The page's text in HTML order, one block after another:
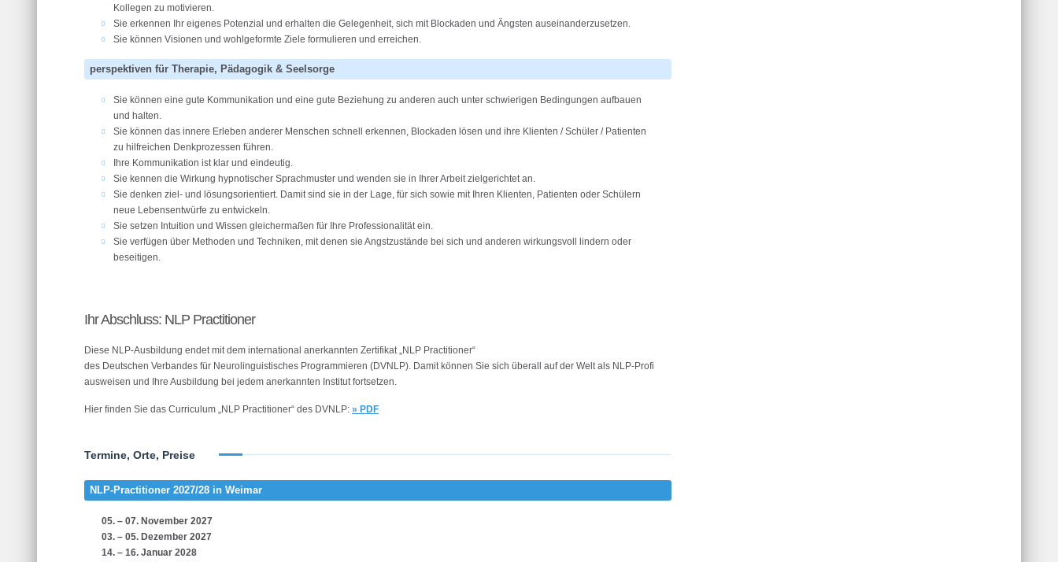
Kollegen zu motivieren.
Sie erkennen Ihr eigenes Potenzial und erhalten die Gelegenheit, sich mit Blockaden und Ängsten auseinanderzusetzen.
Sie können Visionen und wohlgeformte Ziele formulieren und erreichen.
perspektiven für Therapie, Pädagogik & Seelsorge
Sie können eine gute Kommunikation und eine gute Beziehung zu anderen auch unter schwierigen Bedingungen aufbauen
und halten.
Sie können das innere Erleben anderer Menschen schnell erkennen, Blockaden lösen und ihre Klienten / Schüler / Patienten
zu hilfreichen Denkprozessen führen.
Ihre Kommunikation ist klar und eindeutig.
Sie kennen die Wirkung hypnotischer Sprachmuster und wenden sie in Ihrer Arbeit zielgerichtet an.
Sie denken ziel- und lösungsorientiert. Damit sind sie in der Lage, für sich sowie mit Ihren Klienten, Patienten oder Schülern
neue Lebensentwürfe zu entwickeln.
Sie setzen Intuition und Wissen gleichermaßen für Ihre Professionalität ein.
Sie verfügen über Methoden und Techniken, mit denen sie Angstzustände bei sich und anderen wirkungsvoll lindern oder
beseitigen.
Ihr Abschluss: NLP Practitioner
Diese NLP-Ausbildung endet mit dem international anerkannten Zertifikat „NLP Practitioner“
des Deutschen Verbandes für Neurolinguistisches Programmieren (DVNLP). Damit können Sie sich überall auf der Welt als NLP-Profi
ausweisen und Ihre Ausbildung bei jedem anerkannten Institut fortsetzen.
Hier finden Sie das Curriculum „NLP Practitioner“ des DVNLP: » PDF
Termine, Orte, Preise
NLP-Practitioner 2027/28 in Weimar
05. – 07. November 2027
03. – 05. Dezember 2027
14. – 16. Januar 2028